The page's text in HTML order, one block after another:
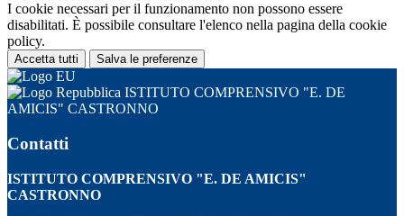
I cookie necessari per il funzionamento non possono essere
disabilitati. È possibile consultare l'elenco nella pagina della cookie
policy.
Accetta tutti Salva le preferenze
ISTITUTO COMPRENSIVO "E. DE
AMICIS" CASTRONNO
Contatti
ISTITUTO COMPRENSIVO "E. DE AMICIS"
CASTRONNO